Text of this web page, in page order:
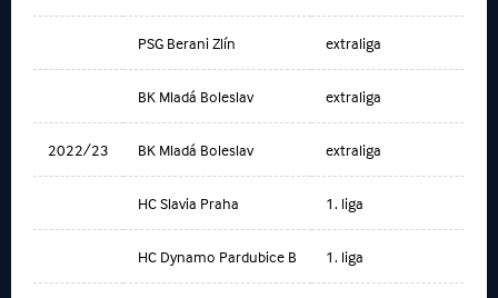
PSG Berani Zlín extraliga
BK Mladá Boleslav extraliga
2022/23 BK Mladá Boleslav extraliga
HC Slavia Praha 1. liga
HC Dynamo Pardubice B 1. liga